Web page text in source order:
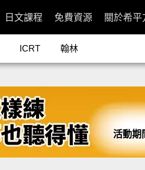
日文課程 免費資源 關於希平
ICRT 翰林
活動期